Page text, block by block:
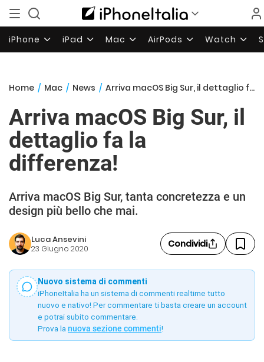
iPhone iPad Mac AirPods Watch
Home / Mac / News / Arriva macOS Big Sur, il dettaglio fa la differenza!
Arriva macOS Big Sur, il
dettaglio fa la
differenza!
Arriva macOS Big Sur, tanta concretezza e un
design più bello che mai.
Luca Ansevini
23 Giugno 2020 Condividi
Nuovo sistema di commenti
iPhoneItalia ha un sistema di commenti realtime tutto
nuovo e nativo! Per commentare ti basta creare un account
e potrai subito commentare.
Prova la nuova sezione commenti!